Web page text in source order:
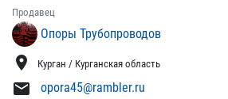
Продавец
Опоры Трубопроводов
location_on Курган / Курганская область
mail opora45@rambler.ru